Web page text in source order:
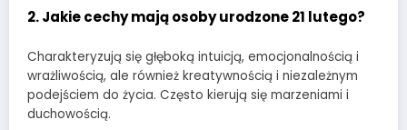
2. Jakie cechy mają osoby urodzone 21 lutego?
Charakteryzują się głęboką intuicją, emocjonalnością i
wrażliwością, ale również kreatywnością i niezależnym
podejściem do życia. Często kierują się marzeniami i
duchowością.